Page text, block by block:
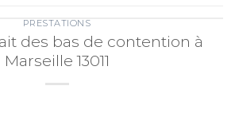
PRESTATIONS
des bas de contention à
Marseille 13011